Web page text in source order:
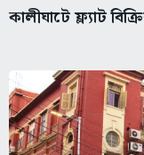
কালীঘাটে ফ্ল্যাট